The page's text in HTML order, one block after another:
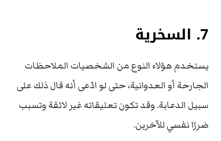
7. السخرية
يستخدم هؤلاء النوع من الشخصيات الملاحظات
الجارحة أو العدوانية، حتى لو ادّعى أنه قال ذلك على
سبيل الدعابة. وقد تكون تعليقاته غير لائقة وتسبب
ضررًا نفسي للآخرين.